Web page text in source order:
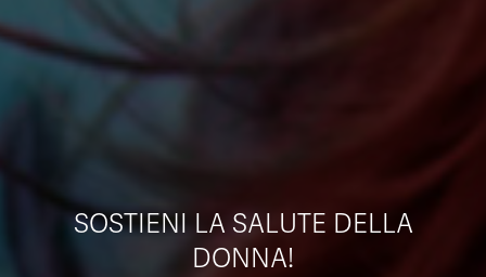
SOSTIENI LA SALUTE DELLA
DONNA!